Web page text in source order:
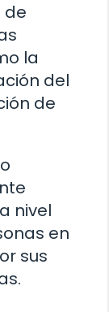
de
la
del
de
nivel
en
sus